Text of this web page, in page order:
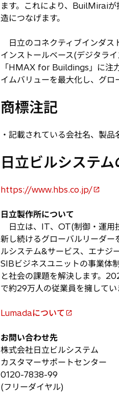
ます。これにより、BuilMiraiが
造につなげます。
日立のコネクティブインダス
インストールベース(デジタラ
「HMAX for Buildings」に注
イムバリューを最大化し、グロ
商標注記
・記載されている会社名、製品
日立ビルシステ
https://www.hbs.co.jp/
新
い
ブ
で
開
く
日立製作所について
日立は、IT、OT(制御・運用
新し続けるグローバルリーダー
ルシステム&サービス、エナジ
SIBビジネスユニットの事業体
と社会の課題を解決します。
で約29万人の従業員を擁してい
Lumadaについて
新
い
タ
ブ
で
お問い合わせ先
株式会社日立ビルシステム
カスタマーサポートセンター
0120-7838-99
(フリーダイヤル)